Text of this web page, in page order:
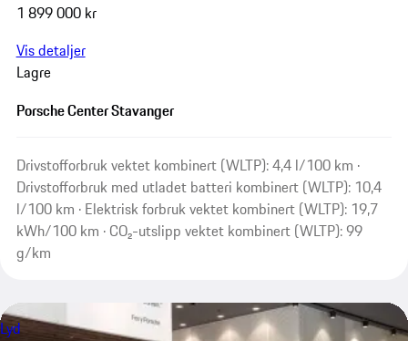
1 899 000 kr
Vis detaljer
Lagre
Porsche Center Stavanger
Drivstofforbruk vektet kombinert (WLTP): 4,4 l/100 km ·
Drivstofforbruk med utladet batteri kombinert (WLTP): 10,4
l/100 km · Elektrisk forbruk vektet kombinert (WLTP): 19,7
kWh/100 km · CO₂-utslipp vektet kombinert (WLTP): 99
g/km
Lyd